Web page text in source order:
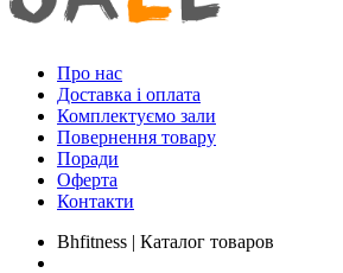
Про нас
Доставка і оплата
Комплектуємо зали
Повернення товару
Поради
Оферта
Контакти
Bhfitness | Каталог товаров